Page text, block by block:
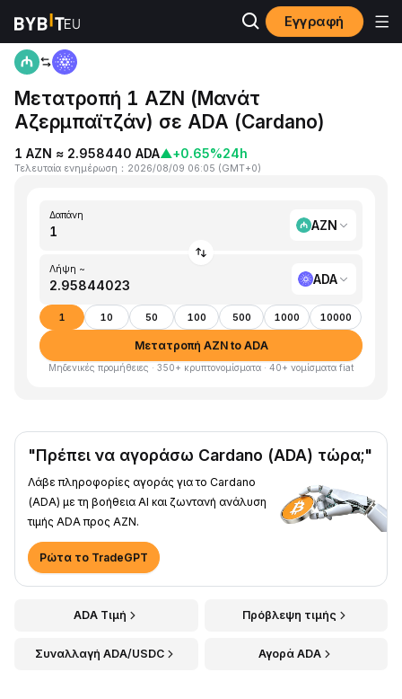
Εγγραφή
Αρχική AZN to ADA
Μετατροπή 1 AZN (Μανάτ
Αζερμπαϊτζάν) σε ADA (Cardano)
1 AZN ≈ 2.958440 ADA▲+0.65%24h
Τελευταία ενημέρωση ： 2026/08/09 06:05 (GMT+0)
Δαπάνη
AZN
Λήψη ~
ADA
1 10 50 100 500 1000 10000
Μετατροπή AZN to ADA
Μηδενικές προμήθειες · 350+ κρυπτονομίσματα · 40+ νομίσματα fiat
"Πρέπει να αγοράσω Cardano (ADA) τώρα;"
Λάβε πληροφορίες αγοράς για το Cardano
(ADA) με τη βοήθεια AI και ζωντανή ανάλυση
τιμής ADA προς AZN.
Ρώτα το TradeGPT
ADA Τιμή Πρόβλεψη τιμής
Συναλλαγή ADA/USDC Αγορά ADA